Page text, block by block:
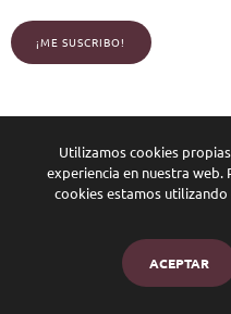
¡ME SUSCRIBO!
Utilizamos cookies
experiencia en nuestra
cookies estamos
ACEPTAR